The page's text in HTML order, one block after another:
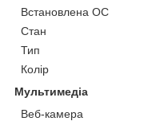
Встановлена ОС
Стан
Тип
Колір
Мультимедіа
Веб-камера